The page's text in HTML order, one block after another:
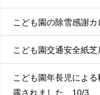
こども園の除雪感謝カ
こども園交通安全紙芝
こども園年長児によ
露されました 10/3